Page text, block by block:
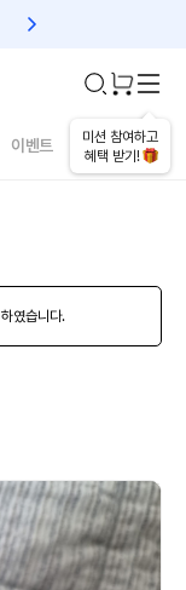
친구초대 1만원 리워드!
미션 참여하고
혜택 받기!
이벤트 건강매거진
하였습니다.